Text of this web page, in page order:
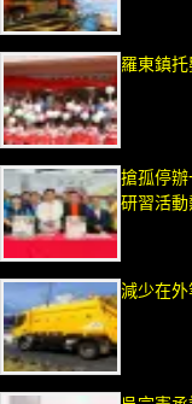
羅東鎮
搶孤停
研習活
減少在